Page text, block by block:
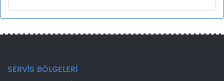
SERVİS BÖLGELERİ